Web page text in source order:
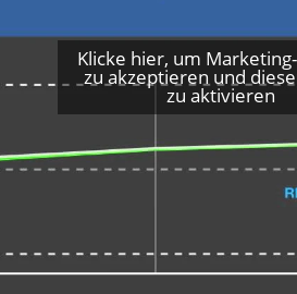
Klicke hier, um
zu akzeptieren und
zu aktivieren